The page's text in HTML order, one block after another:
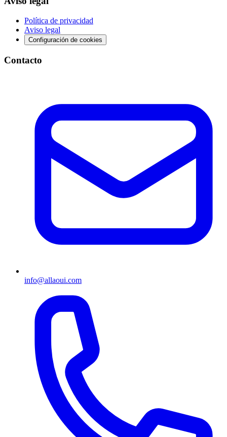
Política de privacidad
Aviso legal
Configuración de cookies
Contacto
info@allaoui.com